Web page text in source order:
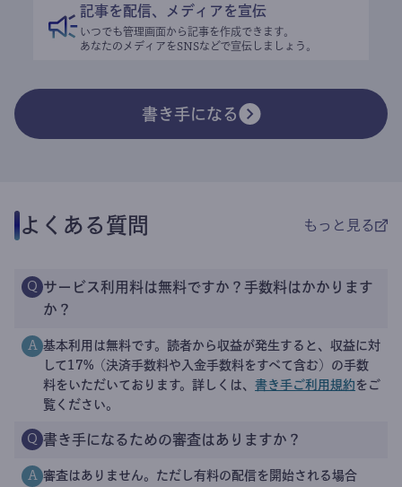
記事を配信、メディアを宣伝
いつでも管理画面から記事を作成できます。
あなたのメディアをSNSなどで宣伝しましょう。
書き手になる
よくある質問 もっと見る
Q サービス利用料は無料ですか？手数料はかかります
か？
A 基本利用は無料です。読者から収益が発生すると、収益に対
して17%（決済手数料や入金手数料をすべて含む）の手数
料をいただいております。詳しくは、 書き手ご利用規約 をご
覧ください。
Q 書き手になるための審査はありますか？
A 審査はありません。ただし有料の配信を開始される場合